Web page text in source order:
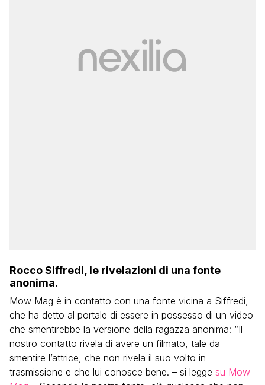
Rocco Siffredi, le rivelazioni di una fonte
anonima.
Mow Mag è in contatto con una fonte vicina a Siffredi,
che ha detto al portale di essere in possesso di un video
che smentirebbe la versione della ragazza anonima: “Il
nostro contatto rivela di avere un filmato, tale da
smentire l’attrice, che non rivela il suo volto in
trasmissione e che lui conosce bene. – si legge su Mow